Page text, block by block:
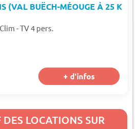
(VAL BUËCH-MÉOUGE À 25 KM)
- TV 4 pers.
+ d'infos
LOCATIONS SUR